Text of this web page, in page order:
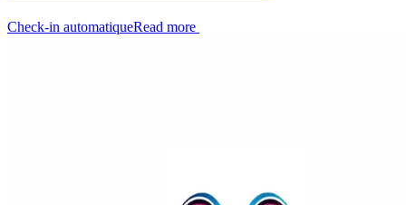
Check-in automatiqueRead more